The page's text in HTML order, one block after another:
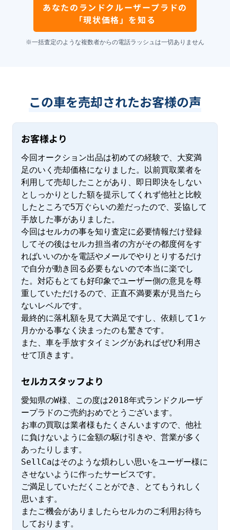
あなたの ランドクルーザープラドの
「現状価格」を知る
※一括査定のような複数者からの電話ラッシュは一切ありません
この車を売却されたお客様の声
お客様より
今回オークション出品は初めての経験で、大変満
足のいく売却価格になりました。以前買取業者を
利用して売却したことがあり、即日即決をしない
としっかりとした額を提示してくれず他社と比較
したところで5万ぐらいの差だったので、妥協して
手放した事がありました。
今回はセルカの事を知り査定に必要情報だけ登録
してその後はセルカ担当者の方がその都度何をす
ればいいのかを電話やメールでやりとりするだけ
で自分が動き回る必要もないので本当に楽でし
た。対応もとても好印象でユーザー側の意見を尊
重していただけるので、正直不満要素が見当たら
ないレベルです。
最終的に落札額を見て大満足ですし、依頼して1ヶ
月かかる事なく決まったのも驚きです。
また、車を手放すタイミングがあればぜひ利用さ
せて頂きます。
セルカスタッフより
愛知県のW様、この度は2018年式ランドクルーザ
ープラドのご売約おめでとうございます。
お車の買取は業者様もたくさんいますので、他社
に負けないように金額の駆け引きや、営業が多く
あったりします。
SellCaはそのような煩わしい思いをユーザー様に
させないように作ったサービスです。
ご満足していただくことができ、とてもうれしく
思います。
またご機会がありましたらセルカのご利用お待ち
しております。